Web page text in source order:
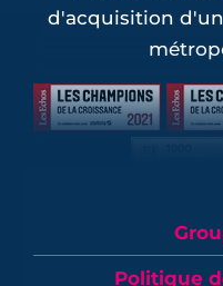
d'acquisition
Politique